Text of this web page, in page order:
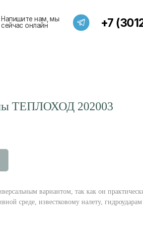
+7 (3012) 37-19-56
ТЕПЛОХОД 202003
вариантом, так как он
среде, известковому налету,